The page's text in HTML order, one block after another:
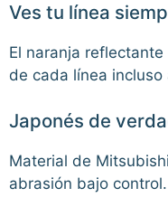
Ves tu línea
El naranja
de cada línea
Japonés de
Material de
abrasión bajo control.